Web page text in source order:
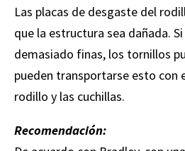
Las placas de desgaste del
que la estructura sea dañada.
demasiado finas, los tornillos
pueden transportarse esto con
rodillo y las cuchillas.
Recomendación: